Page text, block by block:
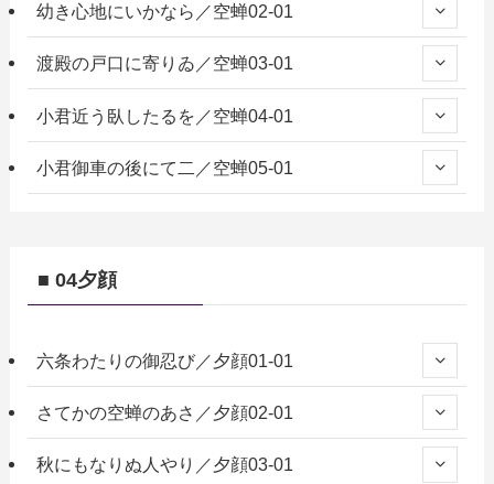
幼き心地にいかなら／空蝉02-01
渡殿の戸口に寄りゐ／空蝉03-01
小君近う臥したるを／空蝉04-01
小君御車の後にて二／空蝉05-01
■ 04夕顔
六条わたりの御忍び／夕顔01-01
さてかの空蝉のあさ／夕顔02-01
秋にもなりぬ人やり／夕顔03-01